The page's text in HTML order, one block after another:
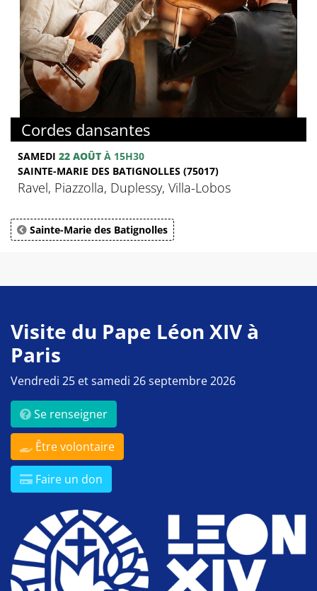
Cordes dansantes
SAMEDI 22 AOÛT À 15H30
SAINTE-MARIE DES BATIGNOLLES (75017)
Ravel, Piazzolla, Duplessy, Villa-Lobos
Sainte-Marie des Batignolles
Visite du Pape Léon XIV à
Paris
Vendredi 25 et samedi 26 septembre 2026
Se renseigner
Être volontaire
Faire un don